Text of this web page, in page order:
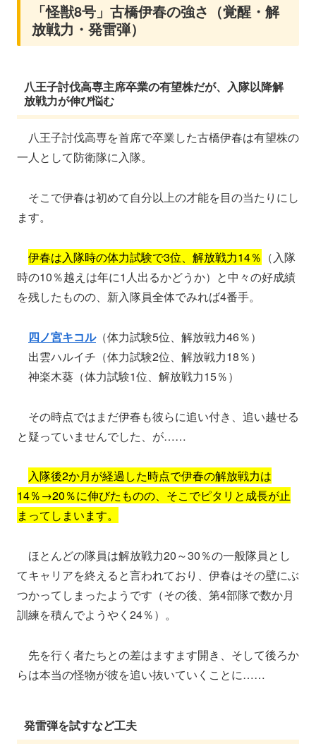
「怪獣8号」古橋伊春の強さ（覚醒・解
放戦力・発雷弾）
八王子討伐高専主席卒業の有望株だが、入隊以降解
放戦力が伸び悩む
八王子討伐高専を首席で卒業した古橋伊春は有望株の
一人として防衛隊に入隊。
そこで伊春は初めて自分以上の才能を目の当たりにし
ます。
伊春は入隊時の体力試験で3位、解放戦力14％ （入隊
時の10％越えは年に1人出るかどうか）と中々の好成績
を残したものの、新入隊員全体でみれば4番手。
四ノ宮キコル（体力試験5位、解放戦力46％）
出雲ハルイチ（体力試験2位、解放戦力18％）
神楽木葵（体力試験1位、解放戦力15％）
その時点ではまだ伊春も彼らに追い付き、追い越せる
と疑っていませんでした、が……
入隊後2か月が経過した時点で伊春の解放戦力は
14％→20％に伸びたものの、そこでピタリと成長が止
まってしまいます。
ほとんどの隊員は解放戦力20～30％の一般隊員とし
てキャリアを終えると言われており、伊春はその壁にぶ
つかってしまったようです（その後、第4部隊で数か月
訓練を積んでようやく24％）。
先を行く者たちとの差はますます開き、そして後ろか
らは本当の怪物が彼を追い抜いていくことに……
発雷弾を試すなど工夫